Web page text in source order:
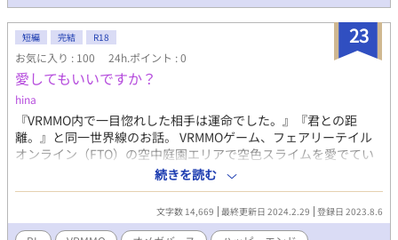
23
短編 完結 R18
お気に入り : 100 24h.ポイント : 0
愛してもいいですか？
hina
『VRMMO内で一目惚れした相手は運命でした。』『君との距
離。』と同一世界線のお話。 VRMMOゲーム、フェアリーテイル
オンライン（FTO）の空中庭園エリアで空色スライムを愛でてい
たオメガの高校生の川原颯（かわはらそう）はプレイヤーランキ
ングトップ10常連のNと知り合う。 ゲームに対する熱量に差はあ
れど、Nからのアプローチに二人はリアルでも会う約束をする。
続きを読む
文字数 14,669 最終更新日 2024.2.29 登録日 2023.8.6